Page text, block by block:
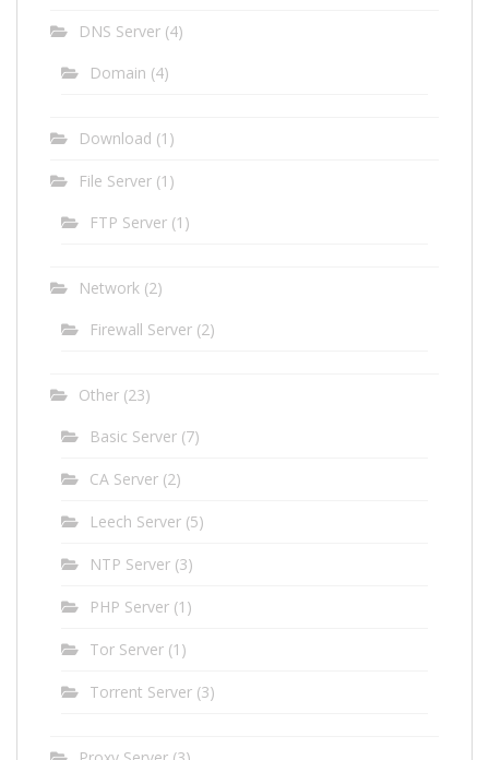
DNS Server (4)
Domain (4)
Download (1)
File Server (1)
FTP Server (1)
Network (2)
Firewall Server (2)
Other (23)
Basic Server (7)
CA Server (2)
Leech Server (5)
NTP Server (3)
PHP Server (1)
Tor Server (1)
Torrent Server (3)